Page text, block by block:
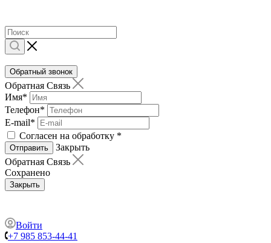
Обратный звонок
Обратная Связь
Имя*
Телефон*
E-mail*
Согласен на обработку *
Отправить
Закрыть
Обратная Связь
Сохранено
Закрыть
Войти
+7 985 853-44-41